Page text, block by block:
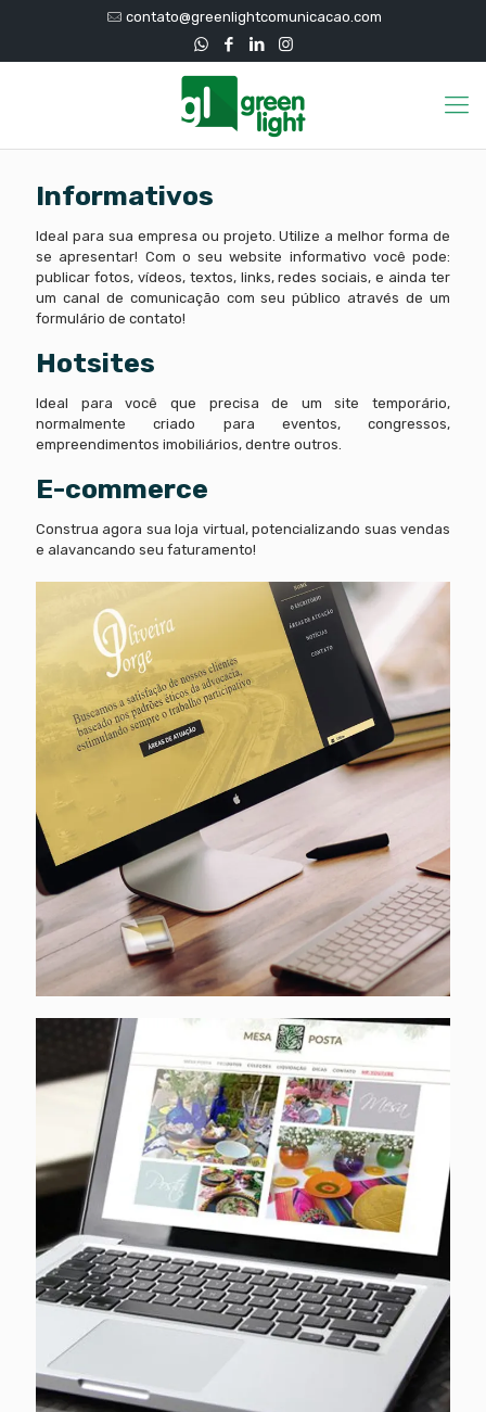
contato@greenlightcomunicacao.com
Informativos
Ideal para sua empresa ou projeto. Utilize a melhor forma de
se apresentar! Com o seu website informativo você pode:
publicar fotos, vídeos, textos, links, redes sociais, e ainda ter
um canal de comunicação com seu público através de um
formulário de contato!
Hotsites
Ideal para você que precisa de um site temporário,
normalmente criado para eventos, congressos,
empreendimentos imobiliários, dentre outros.
E-commerce
Construa agora sua loja virtual, potencializando suas vendas
e alavancando seu faturamento!
Oliveira Jorge Advogados
Mesa Posta